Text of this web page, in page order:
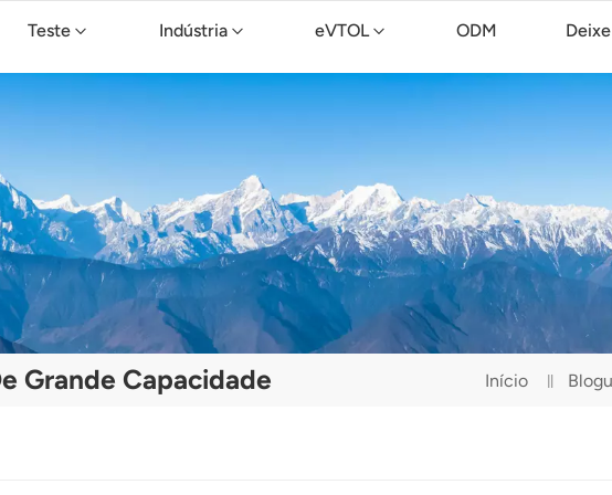
Teste Indústria eVTOL ODM
Grande Capacidade Início